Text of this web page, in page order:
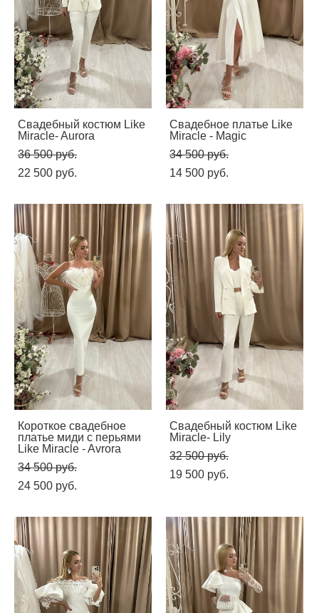
Свадебный костюм Like
Miracle- Aurora
36 500 pуб.
22 500 pуб.
Свадебное платье Like
Miracle - Magic
34 500 pуб.
14 500 pуб.
Короткое свадебное
платье миди с перьями
Like Miracle - Avrora
34 500 pуб.
24 500 pуб.
Свадебный костюм Like
Miracle- Lily
32 500 pуб.
19 500 pуб.